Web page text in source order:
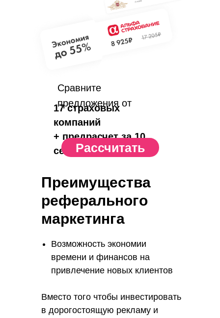
Сравните
предложения от
17 страховых
компаний
+ предрасчет за 10
сек.
Рассчитать
Преимущества
реферального
маркетинга
Возможность экономии
времени и финансов на
привлечение новых клиентов
Вместо того чтобы инвестировать
в дорогостоящую рекламу и